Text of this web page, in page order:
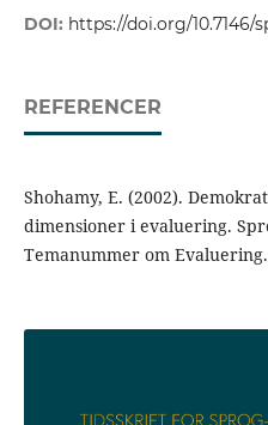
DOI: https://doi.org/10.7146/
REFERENCER
Shohamy, E. (2002).
dimensioner i evaluering.
Temanummer om Evaluering.